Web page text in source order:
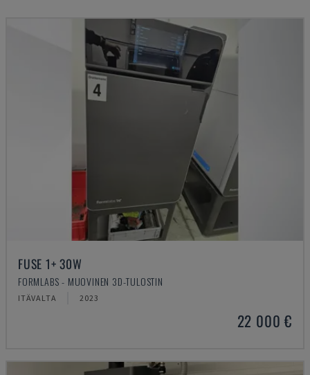
FUSE 1+ 30W
FORMLABS - MUOVINEN 3D-TULOSTIN
ITÄVALTA 2023
22 000 €